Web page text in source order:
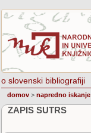
o slovenski bibliografiji
domov > napredno iskanje
ZAPIS SUTRS